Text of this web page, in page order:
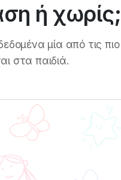
ή χωρίς;
μία από τις
στα παιδιά.